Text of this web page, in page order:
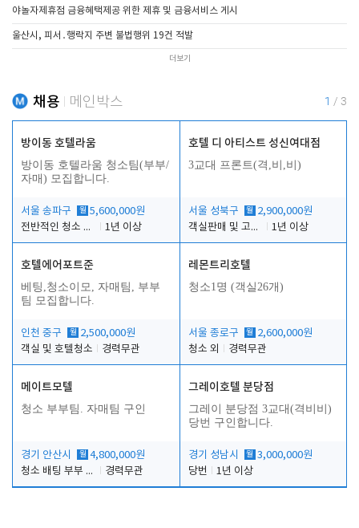
야놀자제휴점 금융혜택제공 위한 제휴 및 금융서비스 게시
울산시, 피서․행락지 주변 불법행위 19건 적발
더보기
채용 메인박스 1 / 3
방이동 호텔라움
방이동 호텔라움 청소팀(부부/
자매) 모집합니다.
서울 송파구 월 5,600,000원
전반적인 청소 업무(객실청소.객실정리)
1년 이상
호텔 디 아티스트 성신여대점
3교대 프론트(격,비,비)
서울 성북구 월 2,900,000원
객실판매 및 고객응대
1년 이상
호텔에어포트준
베팅,청소이모, 자매팀, 부부
팀 모집합니다.
인천 중구 월 2,500,000원
객실 및 호텔청소
경력무관
레몬트리호텔
청소1명 (객실26개)
서울 종로구 월 2,600,000원
청소 외
경력무관
메이트모텔
청소 부부팀. 자매팀 구인
경기 안산시 월 4,800,000원
청소 배팅 부부 구합니다
경력무관
그레이호텔 분당점
그레이 분당점 3교대(격비비)
당번 구인합니다.
경기 성남시 월 3,000,000원
당번
1년 이상